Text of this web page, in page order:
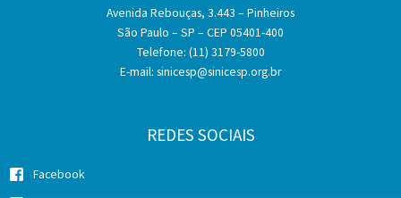
Avenida Rebouças, 3.443 – Pinheiros
São Paulo – SP – CEP 05401-400
Telefone: (11) 3179-5800
E-mail: sinicesp@sinicesp.org.br
REDES SOCIAIS
Facebook